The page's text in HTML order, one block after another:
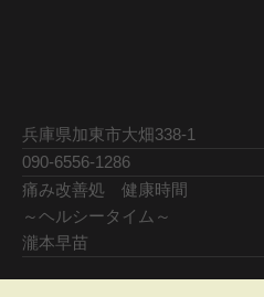
兵庫県加東市大畑338-1
090-6556-1286
痛み改善処 健康時間
～ヘルシータイム～
瀧本早苗